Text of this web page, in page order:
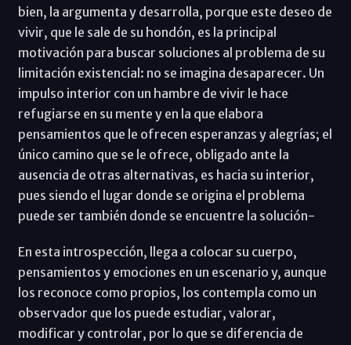
bien, la argumenta y desarrolla, porque este deseo de
vivir, que le sale de su hondón, es la principal
motivación para buscar soluciones al problema de su
limitación existencial: no se imagina desaparecer. Un
impulso interior con un hambre de vivir le hace
refugiarse en su mente y en la que elabora
pensamientos que le ofrecen esperanzas y alegrías; el
único camino que se le ofrece, obligado ante la
ausencia de otras alternativas, es hacia su interior,
pues siendo el lugar donde se origina el problema
puede ser también donde se encuentre la solución-
En esta introspección, llega a colocar su cuerpo,
pensamientos y emociones en un escenario y, aunque
los reconoce como propios, los contempla como un
observador que los puede estudiar, valorar,
modificar y controlar, por lo que se diferencia de